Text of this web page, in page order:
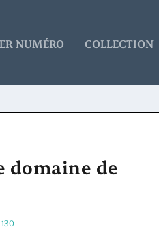
NUMÉRO COLLECTION
domaine de